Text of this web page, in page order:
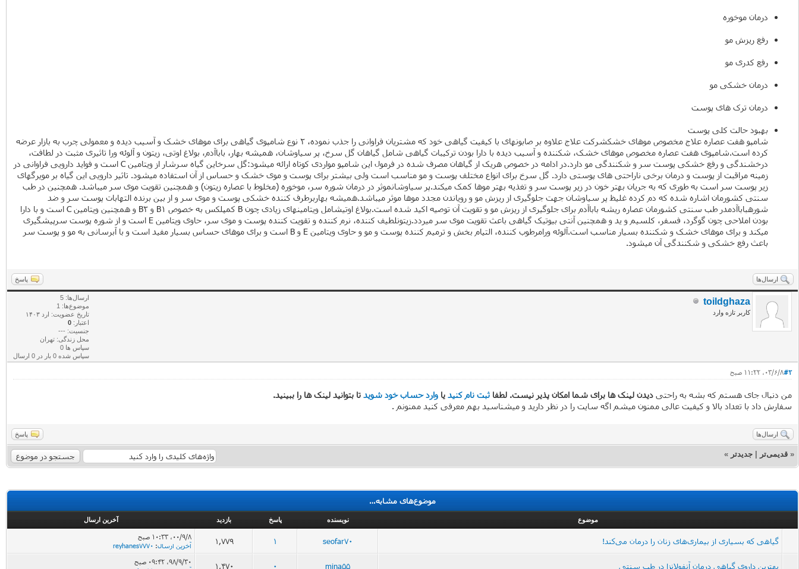
درمان موخوره
رفع ریزش مو
رفع کدری مو
درمان خشکی مو
درمان ترک های پوست
بهبود حالت کلی پوست
شامپو هفت عصاره علاج مخصوص موهای خشکشرکت علاج علاوه بر صابونهای با کیفیت گیاهی خود که مشتریان فراوانی را جذب نموده، 2 نوع شامپوی گیاهی برای موهای خشک و آسیب دیده و معمولی چرب به بازار عرضه
کرده است.شامپوی هفت عصاره مخصوص موهای خشک، شکننده و آسیب دیده با دارا بودن ترکیبات گیاهی شامل گیاهان گل سرخ، پر سیاوشان، همیشه بهار، باباآدم، بولاغ اوتی، زیتون و آلوئه ورا تاثیری مثبت در لطافت،
درخشندگی و رفع خشکی پوست سر و شکنندگی مو دارد.در ادامه در خصوص هریک از گیاهان مصرف شده در فرمول این شامپو مواردی کوتاه ارائه میشود:گل سرخاین گیاه سرشار از ویتامین C است و فواید دارویی فراوانی در
زمینه مراقبت از پوست و درمان برخی ناراحتی های پوستی دارد. گل سرخ برای انواع مختلف پوست و مو مناسب است ولی بیشتر برای پوست و موی خشک و حساس از آن استفاده میشود. تاثیر دارویی این گیاه بر مویرگهای
زیر پوست سر است به طوری که به جریان بهتر خون در زیر پوست سر و تغذیه بهتر موها کمک میکند.پر سیاوشانموثر در درمان شوره سر، موخوره (مخلوط با عصاره زیتون) و همچنین تقویت موی سر میباشد. همچنین در طب
سنتی کشورمان اشاره شده که دم کرده غلیظ پر سیاوشان جهت جلوگیری از ریزش مو و رویاندن مجدد موها موثر میباشد.همیشه بهاربرطرف کننده خشکی پوست و موی سر و از بین برنده التهابات پوست سر و ضد
شورهباباآدمدر طب سنتی کشورمان عصاره ریشه باباآدم برای جلوگیری از ریزش مو و تقویت آن توصیه اکید شده است.بولاغ اوتیشامل ویتامینهای زیادی چون B کمپلکس به خصوص B1 و B2 و همچنین ویتامین C است و با دارا
بودن املاحی چون گوگرد، فسفر، کلسیم و ید و همچنین آنتی بیوتیک گیاهی باعث تقویت موی سر میردد.زیتونلطیف کننده، نرم کننده و تقویت کننده پوست و موی سر، حاوی ویتامین E است و از شوره پوست سرپیشگیری
میکند و برای موهای خشک و شکننده بسیار مناسب است.آلوئه ورامرطوب کننده، التیام بخش و ترمیم کننده پوست و مو و حاوی ویتامین E و B است و برای موهای حساس بسیار مفید است و با آبرسانی به مو و پوست سر
باعث رفع خشکی و شکنندگی آن میشود.
ارسال‌ها پاسخ
toildghaza
کاربر تازه وارد
ارسال‌ها: 5
موضوع‌ها: 1
تاریخ عضویت: ارد ۱۴۰۳
اعتبار: 0
جنسیت: ---
محل زندگی: تهران
سپاس ها 0
سپاس شده 0 بار در 0 ارسال
#2۰۳/۶/۸، ۱۱:۲۲ صبح
من دنبال جای هستم که بشه به راحتی دیدن لینک ها برای شما امکان پذیر نیست. لطفا ثبت نام کنید یا وارد حساب خود شوید تا بتوانید لینک ها را ببینید.
سفارش داد با تعداد بالا و کیفیت عالی ممنون میشم اگه سایت را در نظر دارید و میشناسید بهم معرفی کنید ممنونم .
ارسال‌ها پاسخ
« قدیمی‌تر جدیدتر »
موضوع‌های مشابه…
موضوع نویسنده پاسخ بازدید آخرین ارسال
گیاهی که بسیاری از بیماری‌های زنان را درمان می‌کند! seofar70
1
1,779
۰۰/۹/۸، ۱۰:۳۳ صبح
آخرین ارسال:
reyhanes7770
بهترین داروی گیاهی درمان آنفولانزا در طب سنتی mina55
0
1,470
۹۸/۹/۳۰، ۰۹:۴۲ صبح